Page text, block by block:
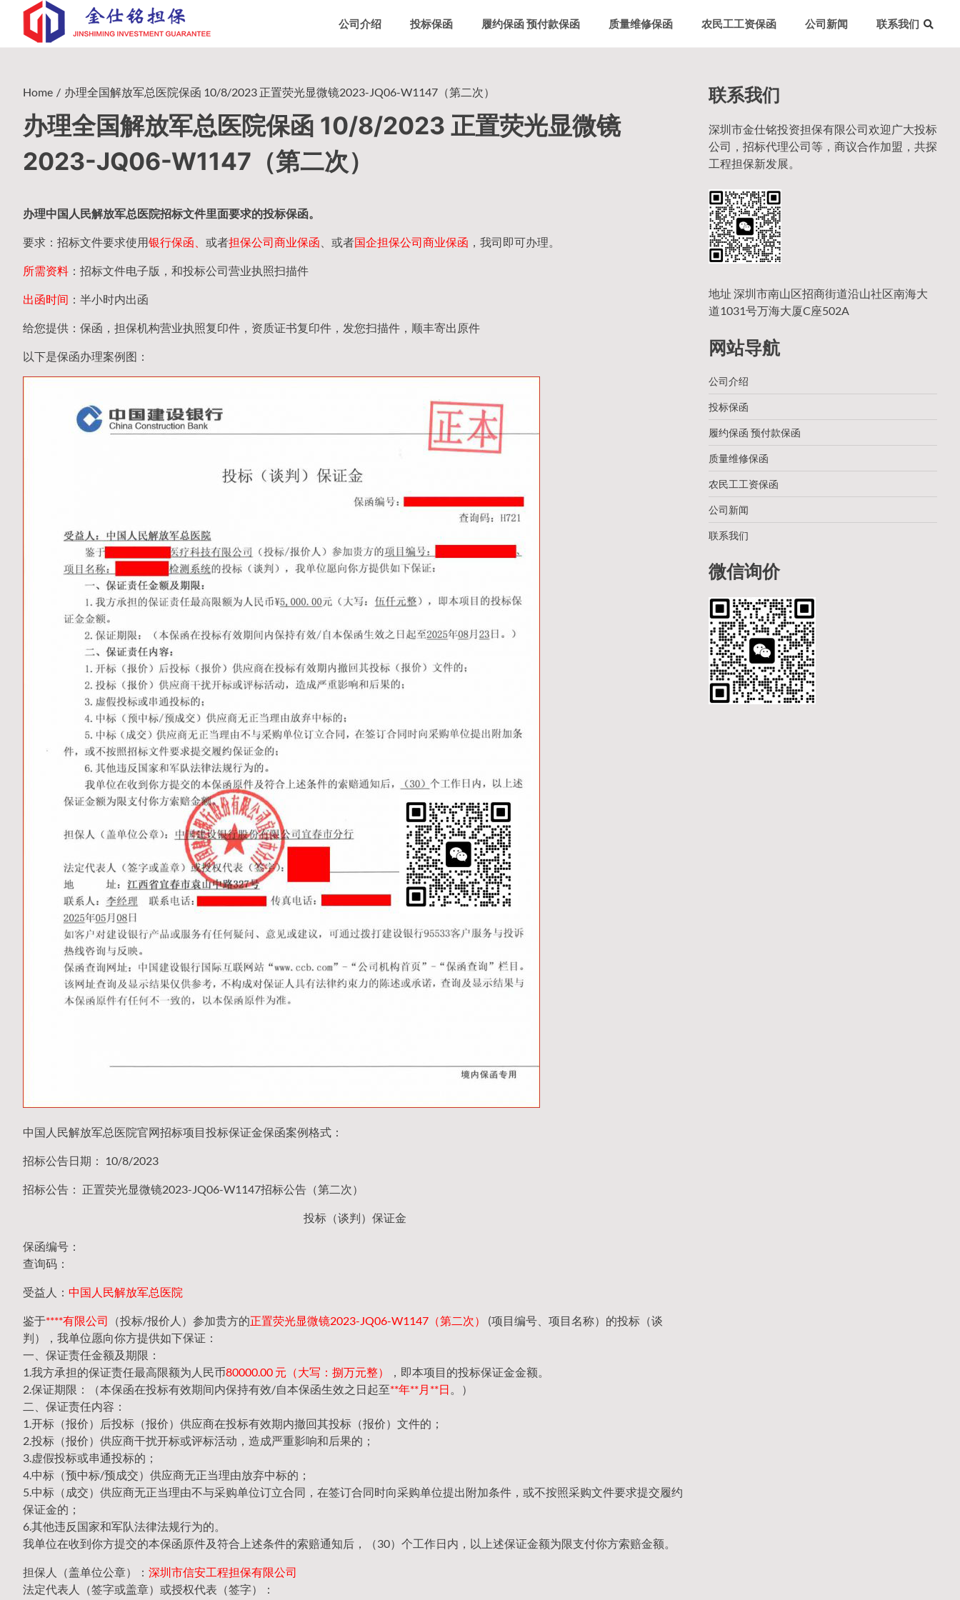
content
公司介绍 投标保函 履约保函 预付款保函 质量维修保函 农民工工资保函 公司新闻 联系我们
Home 办理全国解放军总医院保函 10/8/2023 正置荧光显微镜2023-JQ06-W1147（第二次）
办理全国解放军总医院保函 10/8/2023 正置荧光显微镜
2023-JQ06-W1147（第二次）
办理中国人民解放军总医院招标文件里面要求的投标保函。
要求：招标文件要求使用银行保函、 或者担保公司商业保函 、或者国企担保公司商业保函 ，我司即可办理。
所需资料 ：招标文件电子版，和投标公司营业执照扫描件
出函时间 ：半小时内出函
给您提供：保函，担保机构营业执照复印件，资质证书复印件，发您扫描件，顺丰寄出原件
以下是保函办理案例图：
中国人民解放军总医院官网招标项目投标保证金保函案例格式：
招标公告日期： 10/8/2023
招标公告： 正置荧光显微镜2023-JQ06-W1147招标公告（第二次）
投标（谈判）保证金
保函编号：
查询码：
受益人： 中国人民解放军总医院
鉴于****有限公司 （投标/报价人）参加贵方的正置荧光显微镜2023-JQ06-W1147（第二次）
(项目编号、项目名称）的投标（谈
判），我单位愿向你方提供如下保证：
一、保证责任金额及期限：
1.我方承担的保证责任最高限额为人民币80000.00 元（大写：捌万元整）
，即本项目的投标保证金金额。
2.保证期限：（本保函在投标有效期间内保持有效/自本保函生效之日起至**年**月**日 。）
二、保证责任内容：
1.开标（报价）后投标（报价）供应商在投标有效期内撤回其投标（报价）文件的；
2.投标（报价）供应商干扰开标或评标活动，造成严重影响和后果的；
3.虚假投标或串通投标的；
4.中标（预中标/预成交）供应商无正当理由放弃中标的；
5.中标（成交）供应商无正当理由不与采购单位订立合同，在签订合同时向采购单位提出附加条件，或不按照采购文件要求提交履约
保证金的；
6.其他违反国家和军队法律法规行为的。
我单位在收到你方提交的本保函原件及符合上述条件的索赔通知后，（30）个工作日内，以上述保证金额为限支付你方索赔金额。
担保人（盖单位公章）： 深圳市信安工程担保有限公司
法定代表人（签字或盖章）或授权代表（签字）：
联系我们
深圳市金仕铭投资担保有限公司欢迎广大投标
公司，招标代理公司等，商议合作加盟，共探
工程担保新发展。
地址 深圳市南山区招商街道沿山社区南海大
道1031号万海大厦C座502A
网站导航
公司介绍
投标保函
履约保函 预付款保函
质量维修保函
农民工工资保函
公司新闻
联系我们
微信询价